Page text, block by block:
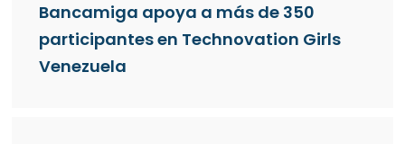
Bancamiga apoya a más de 350
participantes en Technovation Girls
Venezuela